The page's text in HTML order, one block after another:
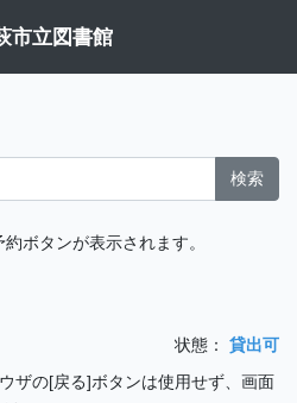
市立図書館
検索
ボタンが表示されます。
状態：
貸出可
ザの[戻る]ボタンは使用せず、画面